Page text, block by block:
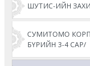
ШУТИС-ИЙН
СУМИТОМО
БҮРИЙН 3-4 САР/